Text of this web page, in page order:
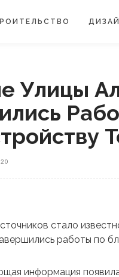
Улицы
стало
работы по
информация